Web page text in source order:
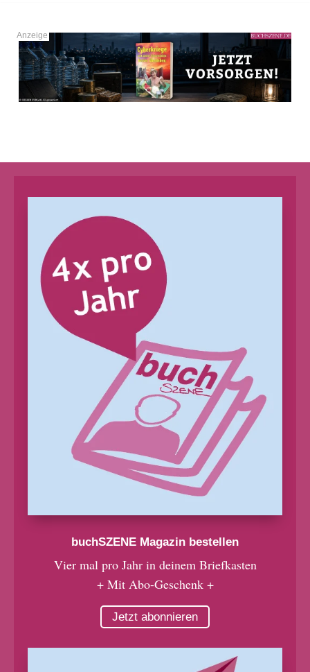
buchSZENE Magazin bestellen
Vier mal pro Jahr in deinem Briefkasten
+ Mit Abo-Geschenk +
Jetzt abonnieren